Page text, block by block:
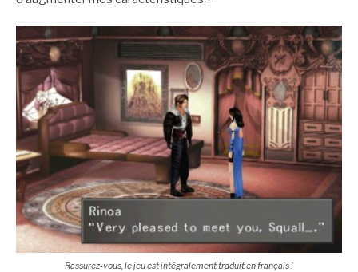
Rassurez-vous, le jeu est intégralement traduit en français !